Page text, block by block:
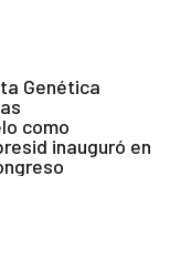
Genética
como
inauguró en